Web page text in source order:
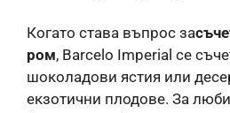
Когато става въпрос за
ром, Barcelo Imperial се
шоколадови ястия или
екзотични плодове. За